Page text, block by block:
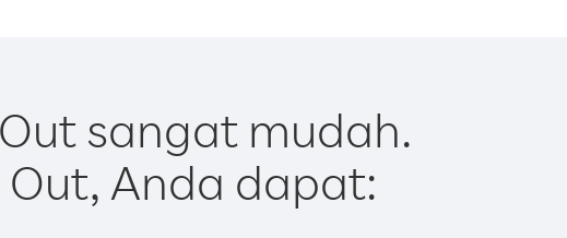
sangat mudah.
Anda dapat: